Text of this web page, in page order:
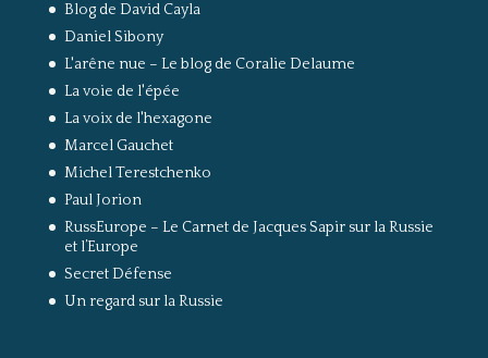
Blog de David Cayla
Daniel Sibony
L'arêne nue – Le blog de Coralie Delaume
La voie de l'épée
La voix de l'hexagone
Marcel Gauchet
Michel Terestchenko
Paul Jorion
RussEurope – Le Carnet de Jacques Sapir sur la Russie
et l’Europe
Secret Défense
Un regard sur la Russie